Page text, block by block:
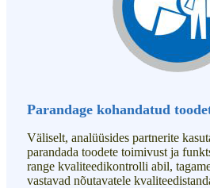
Parandage kohandatud
Väliselt, analüüsides partnerite
parandada toodete toimivust ja
range kvaliteedikontrolli abil,
vastavad nõutavatele